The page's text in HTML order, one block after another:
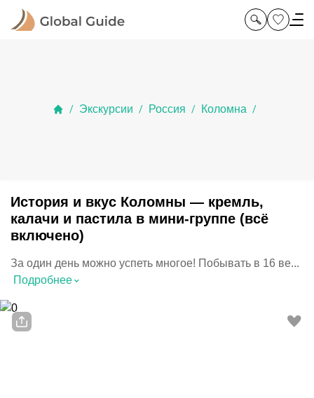
/ Экскурсии / Россия / Коломна /
История и вкус Коломны — кремль,
калачи и пастила в мини-группе (всё
включено)
За один день можно успеть многое! Побывать в 16 ве...
Подробнее⌃